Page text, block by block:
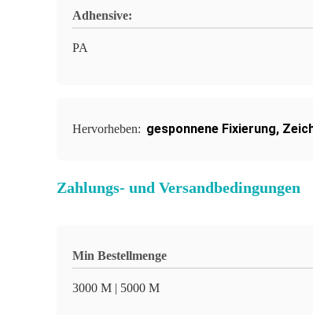
Adhensive:
PA
Hervorheben: gesponnene Fixierung,
Zahlungs- und Versandbedingungen
Min Bestellmenge
3000 M | 5000 M